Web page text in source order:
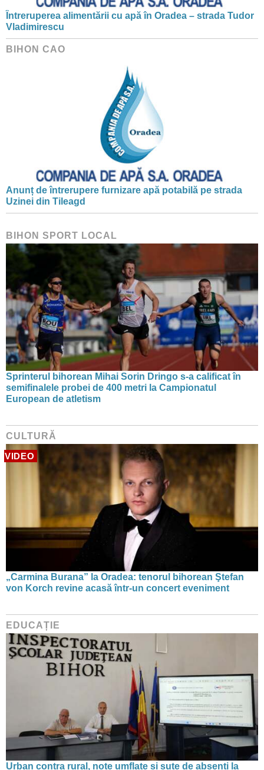
Întreruperea alimentării cu apă în Oradea – strada Tudor
Vladimirescu
BIHON CAO
Anunț de întrerupere furnizare apă potabilă pe strada
Uzinei din Tileagd
BIHON SPORT LOCAL
Sprinterul bihorean Mihai Sorin Dringo s-a calificat în
semifinalele probei de 400 metri la Campionatul
European de atletism
CULTURĂ
VIDEO
„Carmina Burana” la Oradea: tenorul bihorean Ştefan
von Korch revine acasă într-un concert eveniment
EDUCAȚIE
Urban contra rural, note umflate și sute de absenți la